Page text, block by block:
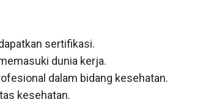
sertifikasi.
dunia kerja.
dalam bidang kesehatan.
kesehatan.